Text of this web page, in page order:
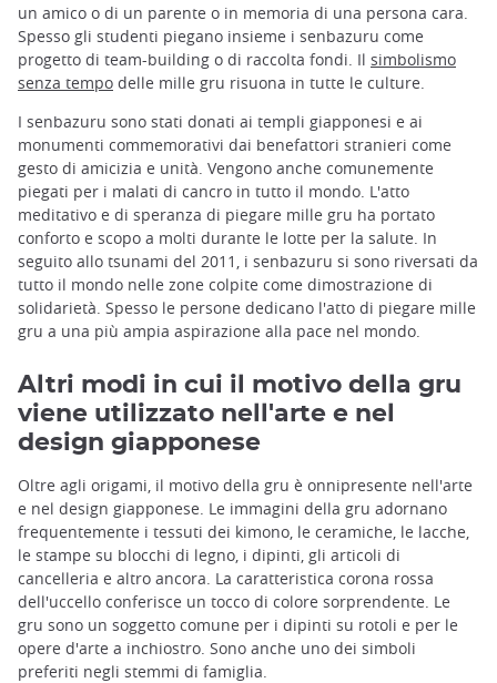
un amico o di un parente o in memoria di una persona cara.
Spesso gli studenti piegano insieme i senbazuru come
progetto di team-building o di raccolta fondi. Il simbolismo
senza tempo delle mille gru risuona in tutte le culture.
I senbazuru sono stati donati ai templi giapponesi e ai
monumenti commemorativi dai benefattori stranieri come
gesto di amicizia e unità. Vengono anche comunemente
piegati per i malati di cancro in tutto il mondo. L'atto
meditativo e di speranza di piegare mille gru ha portato
conforto e scopo a molti durante le lotte per la salute. In
seguito allo tsunami del 2011, i senbazuru si sono riversati da
tutto il mondo nelle zone colpite come dimostrazione di
solidarietà. Spesso le persone dedicano l'atto di piegare mille
gru a una più ampia aspirazione alla pace nel mondo.
Altri modi in cui il motivo della gru
viene utilizzato nell'arte e nel
design giapponese
Oltre agli origami, il motivo della gru è onnipresente nell'arte
e nel design giapponese. Le immagini della gru adornano
frequentemente i tessuti dei kimono, le ceramiche, le lacche,
le stampe su blocchi di legno, i dipinti, gli articoli di
cancelleria e altro ancora. La caratteristica corona rossa
dell'uccello conferisce un tocco di colore sorprendente. Le
gru sono un soggetto comune per i dipinti su rotoli e per le
opere d'arte a inchiostro. Sono anche uno dei simboli
preferiti negli stemmi di famiglia.